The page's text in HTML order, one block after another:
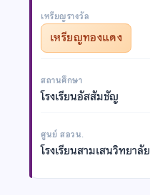
เหรียญรางวัล
เหรียญทองแดง
สถานศึกษา
โรงเรียนอัสสัมชัญ
ศูนย์ สอวน.
โรงเรียนสามเสนวิทยาลัย